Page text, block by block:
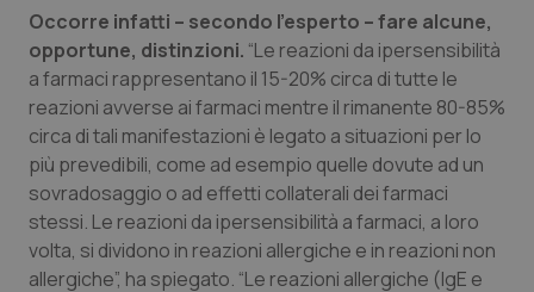
Lombardia
Marche
Molise
Piemonte
Dolore
Donna & Salute
Epatiti
HIV
Occorre infatti – secondo l’esperto – fare alcune,
opportune, distinzioni. “Le reazioni da ipersensibilità
a farmaci rappresentano il 15-20% circa di tutte le
reazioni avverse ai farmaci mentre il rimanente 80-85%
circa di tali manifestazioni è legato a situazioni per lo
più prevedibili, come ad esempio quelle dovute ad un
sovradosaggio o ad effetti collaterali dei farmaci
stessi. Le reazioni da ipersensibilità a farmaci, a loro
volta, si dividono in reazioni allergiche e in reazioni non
allergiche”, ha spiegato. “Le reazioni allergiche (IgE e